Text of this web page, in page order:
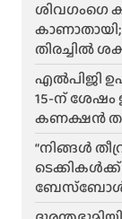
ശിവഗംഗെ
തിരച്ചിൽ
എൽപിജി
15-ന് ശേഷം
കണക്ഷൻ
“നിങ്ങൾ
ബേസ്ബോൾ